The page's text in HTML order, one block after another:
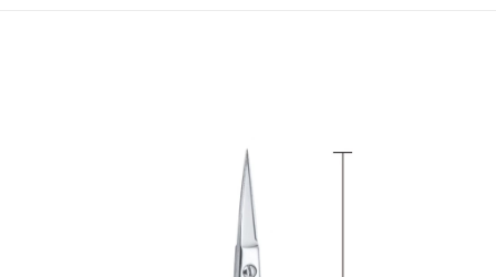
４．使用「AFTEE先享後付」時，將依據個別帳號之用戶狀況，依本公司即
時審查核予不同之上限額度；若仍有額度不足之情形，本公司將視審查結果
５．嚴禁一人註冊多個帳號或使用他人資訊註冊。若發現惡意使用之情形，
恩沛科技股份有限公司將有權停止該用戶之使用額度並採取法律行動。
每筆NT$100，滿NT$790(含以上)免運費
付款後寶雅門市自取(由倉庫統一出貨)
每筆NT$80，滿NT$290(含以上)免運費